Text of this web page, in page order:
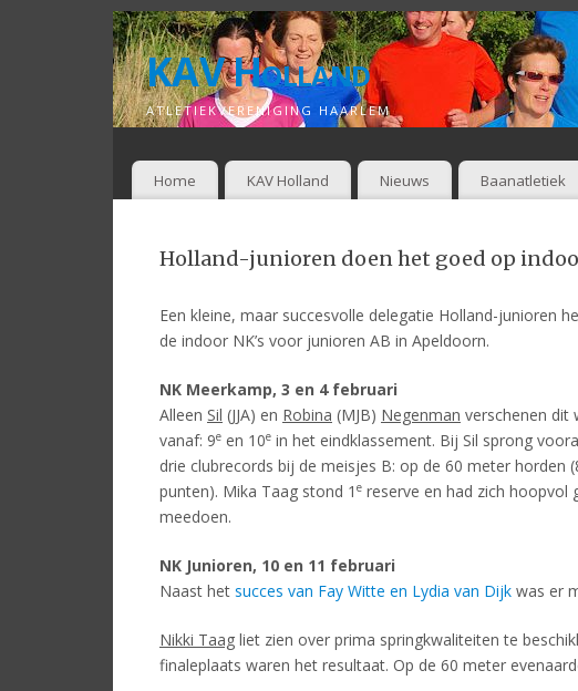
KAV Holland
ATLETIEKVERENIGING HAARLEM
Home KAV Holland Nieuws Baanatletiek
Holland-junioren doen het goed op
Een kleine, maar succesvolle delegatie Holland-junioren
de indoor NK’s voor junioren AB in Apeldoorn.
NK Meerkamp, 3 en 4 februari
Alleen Sil (JJA) en Robina (MJB) Negenman verschenen dit
vanaf: 9e en 10e in het eindklassement. Bij Sil sprong
drie clubrecords bij de meisjes B: op de 60 meter horden
punten). Mika Taag stond 1 e reserve en had zich hoopvol
meedoen.
NK Junioren, 10 en 11 februari
Naast het succes van Fay Witte en Lydia van Dijk was er
Nikki Taag liet zien over prima springkwaliteiten te
finaleplaats waren het resultaat. Op de 60 meter